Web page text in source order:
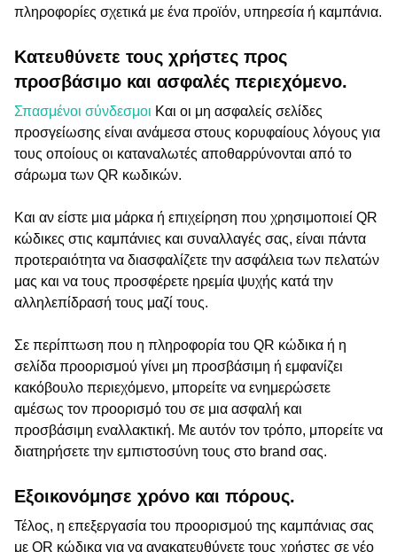
πληροφορίες σχετικά με ένα προϊόν, υπηρεσία ή καμπάνια.
Κατευθύνετε τους χρήστες προς
προσβάσιμο και ασφαλές περιεχόμενο.
Σπασμένοι σύνδεσμοι Και οι μη ασφαλείς σελίδες
προσγείωσης είναι ανάμεσα στους κορυφαίους λόγους για
τους οποίους οι καταναλωτές αποθαρρύνονται από το
σάρωμα των QR κωδικών.
Και αν είστε μια μάρκα ή επιχείρηση που χρησιμοποιεί QR
κώδικες στις καμπάνιες και συναλλαγές σας, είναι πάντα
προτεραιότητα να διασφαλίζετε την ασφάλεια των πελατών
μας και να τους προσφέρετε ηρεμία ψυχής κατά την
αλληλεπίδρασή τους μαζί τους.
Σε περίπτωση που η πληροφορία του QR κώδικα ή η
σελίδα προορισμού γίνει μη προσβάσιμη ή εμφανίζει
κακόβουλο περιεχόμενο, μπορείτε να ενημερώσετε
αμέσως τον προορισμό του σε μια ασφαλή και
προσβάσιμη εναλλακτική. Με αυτόν τον τρόπο, μπορείτε να
διατηρήσετε την εμπιστοσύνη τους στο brand σας.
Εξοικονόμησε χρόνο και πόρους.
Τέλος, η επεξεργασία του προορισμού της καμπάνιας σας
με QR κώδικα για να ανακατευθύνετε τους χρήστες σε νέο